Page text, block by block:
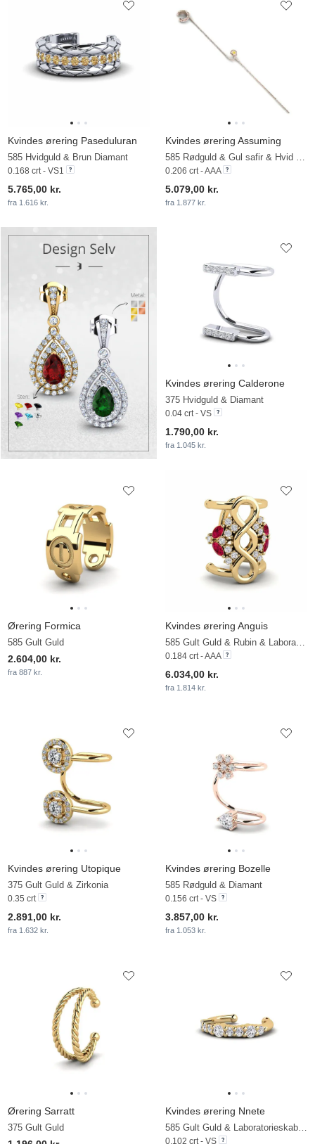
Kvindes ørering Paseduluran
585 Hvidguld & Brun Diamant
0.168 crt - VS1
5.765,00 kr.
fra 1.616 kr.
Kvindes ørering Assuming
585 Rødguld & Gul safir & Hvid Safir
0.206 crt - AAA
5.079,00 kr.
fra 1.877 kr.
Kvindes ørering Calderone
375 Hvidguld & Diamant
0.04 crt - VS
1.790,00 kr.
fra 1.045 kr.
Ørering Formica
585 Gult Guld
2.604,00 kr.
fra 887 kr.
Kvindes ørering Anguis
585 Gult Guld & Rubin & Laboratorieskabt diamant
0.184 crt - AAA
6.034,00 kr.
fra 1.814 kr.
Kvindes ørering Utopique
375 Gult Guld & Zirkonia
0.35 crt
2.891,00 kr.
fra 1.632 kr.
Kvindes ørering Bozelle
585 Rødguld & Diamant
0.156 crt - VS
3.857,00 kr.
fra 1.053 kr.
Ørering Sarratt
375 Gult Guld
Kvindes ørering Nnete
585 Gult Guld & Laboratorieskabt diamant
0.102 crt - VS